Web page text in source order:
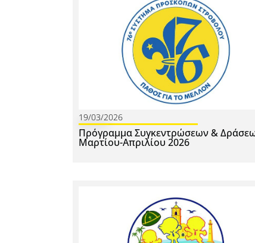
19/03/2026
Πρόγραμμα Συγκεντρώσεων &
Μαρτίου-Απριλίου 2026